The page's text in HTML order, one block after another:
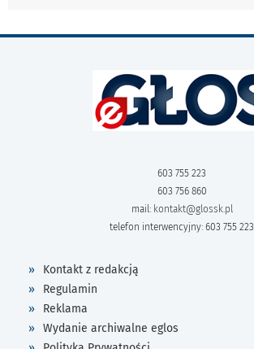
603 755 223
603 756 860
mail: kontakt@glossk.pl
telefon interwencyjny: 603 755 223
Kontakt z redakcją
Regulamin
Reklama
Wydanie archiwalne eglos